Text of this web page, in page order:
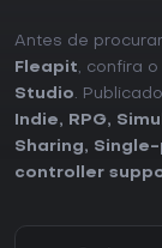
Antes de
Fleapit, confira
Studio.
Indie, RPG,
Sharing,
controller